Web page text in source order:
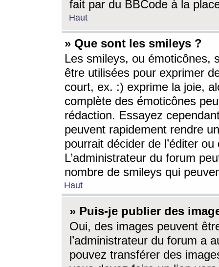
fait par du BBCode à la
Haut
» Que sont les smileys ?
Les smileys, ou émoticônes,
être utilisées pour exprimer
court, ex. :) exprime la joie,
complète des émoticônes
rédaction. Essayez
peuvent rapidement rendre
pourrait décider de l’éditer
L’administrateur du forum
nombre de smileys qui
Haut
» Puis-je publier des
Oui, des images peuvent
l’administrateur du forum a
pouvez transférer des